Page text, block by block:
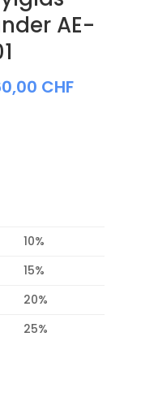
AE-
CHF
10%
15%
20%
25%